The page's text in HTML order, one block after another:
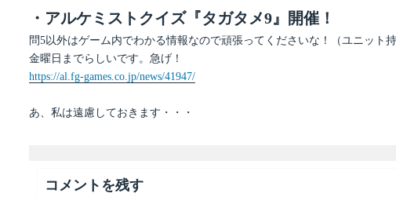
・アルケミストクイズ『タガタメ9』開催！
問5以外はゲーム内でわかる情報なので頑張ってくださいな！（ユニット
金曜日までらしいです。急げ！
https://al.fg-games.co.jp/news/41947/
あ、私は遠慮しておきます・・・
コメントを残す